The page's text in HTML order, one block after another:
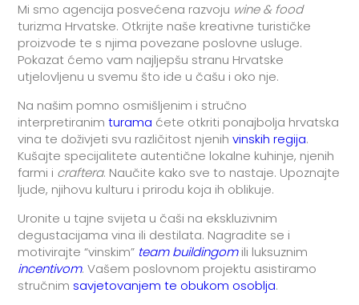
Mi smo agencija posvećena razvoju wine & food
turizma Hrvatske. Otkrijte naše kreativne turističke
proizvode te s njima povezane poslovne usluge.
Pokazat ćemo vam najljepšu stranu Hrvatske
utjelovljenu u svemu što ide u čašu i oko nje.
Na našim pomno osmišljenim i stručno
interpretiranimturama ćete otkriti ponajbolja hrvatska
vina te doživjeti svu različitost njenihvinskih regija.
Kušajte specijalitete autentične lokalne kuhinje, njenih
farmi i craftera. Naučite kako sve to nastaje. Upoznajte
ljude, njihovu kulturu i prirodu koja ih oblikuje.
Uronite u tajne svijeta u čaši na ekskluzivnim
degustacijama vina ili destilata. Nagradite se i
motivirajte “vinskim” team buildingomili luksuznim
incentivom. Vašem poslovnom projektu asistiramo
stručnim savjetovanjem te obukom osoblja.